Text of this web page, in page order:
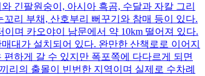
긴팔원숭이, 아시아 흑곰, 수달과 자칼 그리
리 부채, 산호부리 뻐꾸기와 참매 등이 있다.
며 카오야이 남문에서 약 10km 떨어져 있다.
대가 설치되어 있다. 완만한 산책로로 이어지
하게 갈 수 있지만 폭포쪽에 다다르게 되면
리의 출몰이 빈번한 지역이며 실제로 수차례